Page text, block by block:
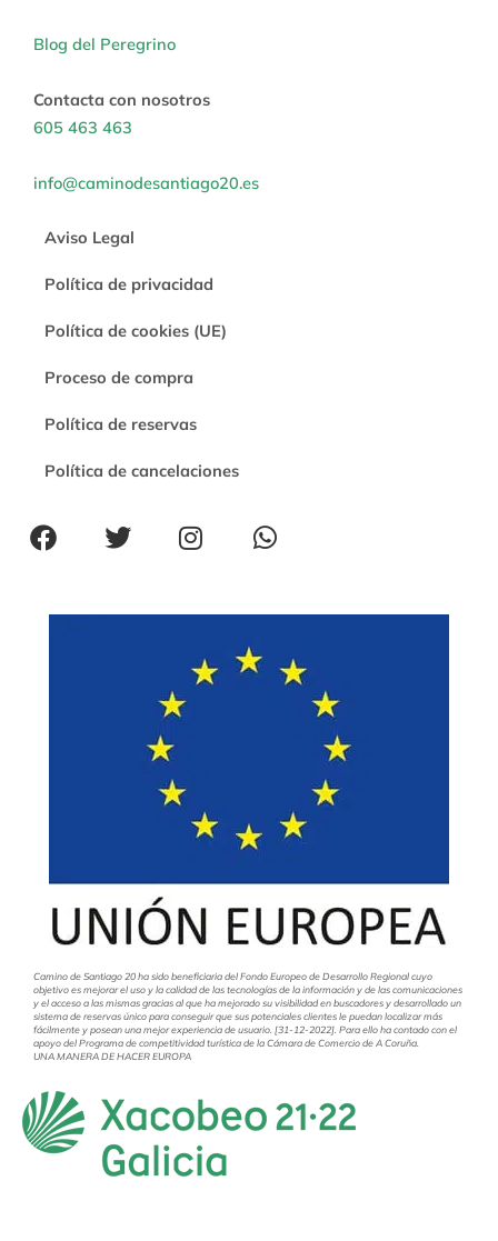
Blog del Peregrino
Contacta con nosotros
605 463 463
info@caminodesantiago20.es
Aviso Legal
Política de privacidad
Política de cookies (UE)
Proceso de compra
Política de reservas
Política de cancelaciones
F
a
e
T
w
t
I
n
t
g
r
W
h
t
Camino de Santiago 20 ha sido beneficiaria del Fondo Europeo de Desarrollo Regional cuyo
objetivo es mejorar el uso y la calidad de las tecnologías de la información y de las comunicaciones
y el acceso a las mismas gracias al que ha mejorado su visibilidad en buscadores y desarrollado un
sistema de reservas único para conseguir que sus potenciales clientes le puedan localizar más
fácilmente y posean una mejor experiencia de usuario. [31-12-2022]. Para ello ha contado con el
apoyo del Programa de competitividad turística de la Cámara de Comercio de A Coruña.
UNA MANERA DE HACER EUROPA